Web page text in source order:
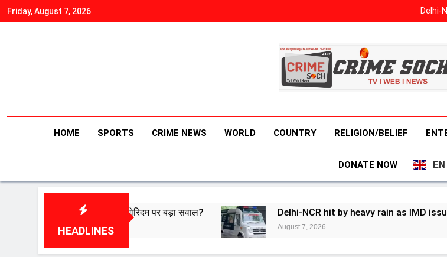
Skip
to
Friday, August 7, 2026
Delhi-
बढ़ेगी
HOME SPORTS CRIME NEWS WORLD COUNTRY RELIGION/BELIEF
DONATE NOW EN
HEADLINES
एल्गोरिदम पर बड़ा सवाल? Delhi-NCR hit by heavy rain as IMD issues Red alert;
August 7, 2026